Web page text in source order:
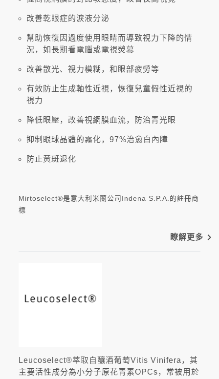
改善乾眼症的淚液分泌
幫助恢復因過度使用眼睛而導致視力下降的情
況，如長期看電腦或電視熒幕
改善散光、視力模糊，和眼部疲勞等
有效防止生成軸性近視，恢復兒童假性近視的
視力
降低眼壓，改善視網膜血流，防治青光眼
抑制眼球晶體的霧化，97%治愈白內障
防止黃斑退化
Mirtoselect®是意大利米蘭公司Indena S.P.A.的註冊商
標
瞭解更多 navigate_next
Leucoselect®萃取自釀酒葡萄Vitis Vinifera，其
主要活性成分為小分子原花青素OPCs，常被用於